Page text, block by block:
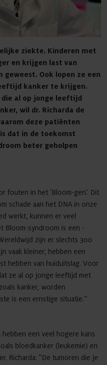
ziekte. Kinderen met
en krijgen last van
geweest. Ook lopen ze een
kanker te krijgen.
die al op jonge leeftijd
wil dr. Richarda de
deze patiënten
dat in de toekomst
beter geholpen
fouten in het ‘Bloom-gen’. Dit
schade aan het DNA in onze
werkt, kunnen er veel
Bloom-syndroom is een
zijn er slechts 300
vaak kleiner, hebben een
hebben van huiduitslag. Voor
ze al op jonge leeftijd met
kanker, worden
is een ernstige situatie.”
een veel hogere kans
bloedkanker (­leukemie) en
Richarda: “De tumoren die je